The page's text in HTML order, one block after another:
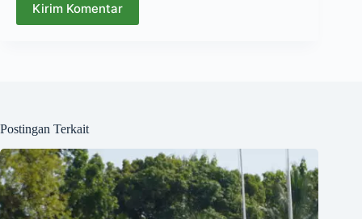
Kirim Komentar
Postingan Terkait